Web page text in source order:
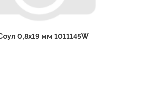
0,8х19 мм 1011145W